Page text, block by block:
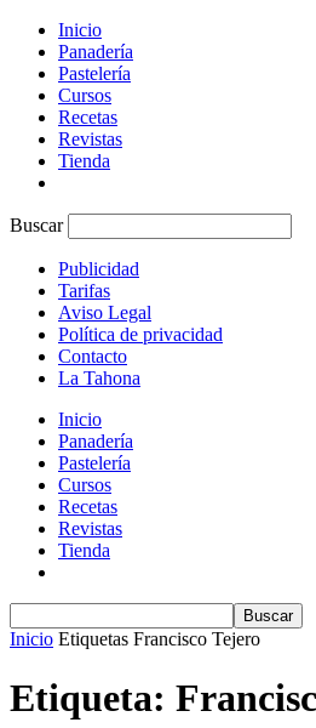
Inicio
Panadería
Pastelería
Cursos
Recetas
Revistas
Tienda
Buscar
Publicidad
Tarifas
Aviso Legal
Política de privacidad
Contacto
La Tahona
Inicio
Panadería
Pastelería
Cursos
Recetas
Revistas
Tienda
Inicio Etiquetas Francisco Tejero
Etiqueta: